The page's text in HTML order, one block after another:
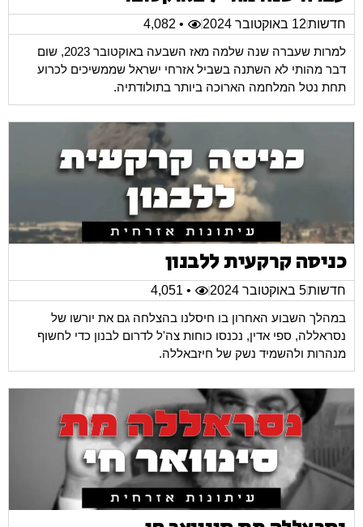
חדשות12 באוקטובר 2024
• 4,082
למרות שעברה שנה שלמה מאז השבעה באוקטובר 2023, שום
דבר מהותי לא השתנה בשביל אזרחי ישראל שממשיכים לכרוע
תחת נטל המלחמה הארוכה ביותר בתולודתיה.
כניסה קרקעית ללבנון
חדשות5 באוקטובר 2024
• 4,051
במהלך השבוע האחרון בו חיסלנו בהצלחה גם את יורשו של
נסראללה, ספי אדין, נכנסו כוחות צה'ל לדרום לבנון כדי לחשוף
מנהרות ולהשמיד נשק של חיזבאללה.